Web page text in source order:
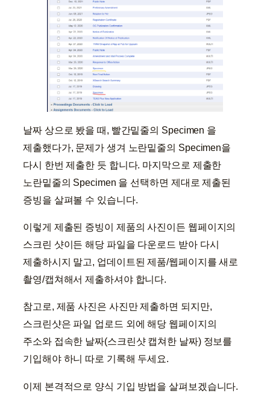
날짜 상으로 봤을 때, 빨간밑줄의 Specimen 을
제출했다가, 문제가 생겨 노란밑줄의 Specimen을
다시 한번 제출한 듯 합니다. 마지막으로 제출한
노란밑줄의 Specimen 을 선택하면 제대로 제출된
증빙을 살펴볼 수 있습니다.
이렇게 제출된 증빙이 제품의 사진이든 웹페이지의
스크린 샷이든 해당 파일을 다운로드 받아 다시
제출하시지 말고, 업데이트된 제품/웹페이지를 새로
촬영/캡쳐해서 제출하셔야 합니다.
참고로, 제품 사진은 사진만 제출하면 되지만,
스크린샷은 파일 업로드 외에 해당 웹페이지의
주소와 접속한 날짜(스크린샷 캡쳐한 날짜) 정보를
기입해야 하니 따로 기록해 두세요.
이제 본격적으로 양식 기입 방법을 살펴보겠습니다.